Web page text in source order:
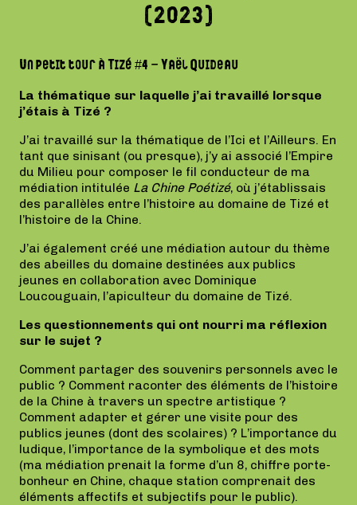
(2023)
Un petit tour à Tizé #4 – Yaël Quideau
La thématique sur laquelle j’ai travaillé lorsque
j’étais à Tizé ?
J’ai travaillé sur la thématique de l’Ici et l’Ailleurs. En
tant que sinisant (ou presque), j’y ai associé l’Empire
du Milieu pour composer le fil conducteur de ma
médiation intitulée La Chine Poétizé, où j’établissais
des parallèles entre l’histoire au domaine de Tizé et
l’histoire de la Chine.
J’ai également créé une médiation autour du thème
des abeilles du domaine destinées aux publics
jeunes en collaboration avec Dominique
Loucouguain, l’apiculteur du domaine de Tizé.
Les questionnements qui ont nourri ma réflexion
sur le sujet ?
Comment partager des souvenirs personnels avec le
public ? Comment raconter des éléments de l’histoire
de la Chine à travers un spectre artistique ?
Comment adapter et gérer une visite pour des
publics jeunes (dont des scolaires) ? L’importance du
ludique, l’importance de la symbolique et des mots
(ma médiation prenait la forme d’un 8, chiffre porte-
bonheur en Chine, chaque station comprenait des
éléments affectifs et subjectifs pour le public).